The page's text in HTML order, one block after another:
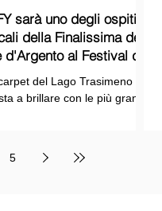
sarà uno degli ospiti
delle
d'Argento al Festival del
Italiano 2026!
del Lago Trasimeno si
a brillare con le più grandi
Italiano 2026 – guidata dal
5